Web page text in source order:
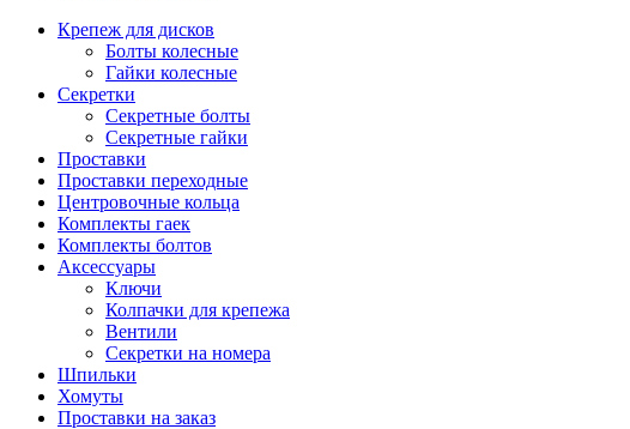
Крепеж для дисков
Болты колесные
Гайки колесные
Секретки
Секретные болты
Секретные гайки
Проставки
Проставки переходные
Центровочные кольца
Комплекты гаек
Комплекты болтов
Аксессуары
Ключи
Колпачки для крепежа
Вентили
Секретки на номера
Шпильки
Хомуты
Проставки на заказ